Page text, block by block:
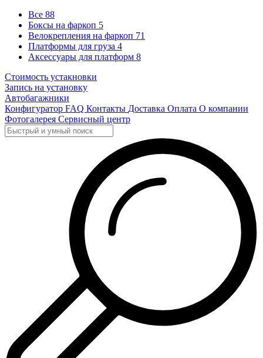
Все 88
Боксы на фаркоп 5
Велокрепления на фаркоп 71
Платформы для груза 4
Аксессуары для платформ 8
Стоимость устакновки
Запись на установку
Автобагажники
Конфигуратор FAQ Контакты Доставка Оплата О компании
Фотогалерея Сервисный центр